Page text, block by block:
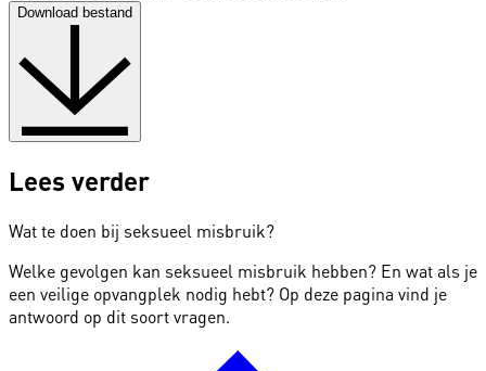
Download bestand
Lees verder
Wat te doen bij seksueel misbruik?
Welke gevolgen kan seksueel misbruik hebben? En wat als je
een veilige opvangplek nodig hebt? Op deze pagina vind je
antwoord op dit soort vragen.